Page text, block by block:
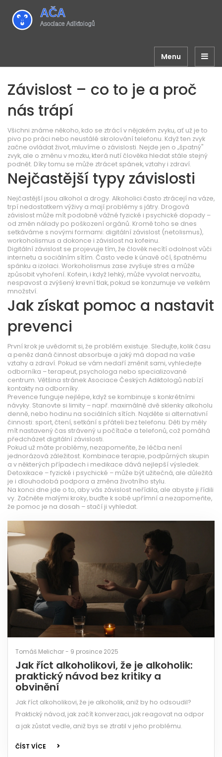
Menu
Závislost – co to je a proč
nás trápí
Všichni známe někoho, kdo se ztrácí v nějakém zvyku, ať už je to
pivo po práci nebo neustálé skrolování telefonu. Když ten zvyk
začne ovládat život, mluvíme o závislosti. Nejde jen o „špatný"
zvyk, ale o změnu v mozku, která nutí člověka hledat stále stejný
podnět. Díky tomu se může ztrácet spánek, vztahy i zdraví.
Nejčastější typy závislosti
Nejčastější jsou alkohol a drogy. Alkoholici často ztrácejí na váze,
trpí nedostatkem výživy a mají problémy s játry. Drogová
závislost může mít podobně vážné fyzické i psychické dopady –
od změn nálady po poškození orgánů. Kromě toho se dnes
setkáváme s novými formami: digitální závislost (netolismus),
workoholismus a dokonce i závislost na kofeinu.
Digitální závislost se projevuje tím, že člověk necítí odolnost vůči
internetu a sociálním sítím. Často vede k únavě očí, špatnému
spánku a izolaci. Workoholismus zase zvyšuje stres a může
způsobit vyhoření. Kofein, i když lehký, může vyvolat nervozitu,
nespavost a zvýšený krevní tlak, pokud se konzumuje ve velkém
množství.
Jak získat pomoc a nastavit
prevenci
První krok je uvědomit si, že problém existuje. Sledujte, kolik času
a peněz daná činnost absorbuje a jaký má dopad na vaše
vztahy a zdraví. Pokud se vám nedaří změnit sami, vyhledejte
odborníka – terapeut, psychologa nebo specializované
centrum. Většina stránek Asociace Českých Adiktologů nabízí
kontakty na odborníky.
Prevence funguje nejlépe, když se kombinuje s konkrétními
návyky. Stanovte si limity – např. maximálně dvě sklenky alkoholu
denně, nebo hodinu na sociálních sítích. Najděte si alternativní
činnosti: sport, čtení, setkání s přáteli bez telefonu. Děti by měly
mít nastavený čas strávený u počítače a telefonů, což pomáhá
předcházet digitální závislosti.
Pokud už máte problémy, nezapomeňte, že léčba není
jednorázová záležitost. Kombinace terapie, podpůrných skupin
a v některých případech i medikace dává nejlepší výsledek.
Detoxikace – fyzické i psychické – může být užitečná, ale důležitá
je i dlouhodobá podpora a změna životního stylu.
Na konci dne jde o to, aby vás závislost neřídila, ale abyste ji řídili
vy. Začněte malými kroky, buďte k sobě upřímní a nezapomeňte,
že pomoc je na dosah – stačí ji vyhledat.
Tomáš Melichar - 9 prosince 2025
Jak říct alkoholikovi, že je alkoholik:
praktický návod bez kritiky a
obvinění
Jak říct alkoholikovi, že je alkoholik, aniž by ho odsoudil?
Praktický návod, jak začít konverzaci, jak reagovat na odpor
a jak zůstat vedle, aniž bys se ztratil v jeho problému.
ČÍST VÍCE